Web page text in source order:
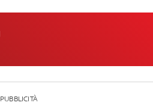
PUBBLICITÀ